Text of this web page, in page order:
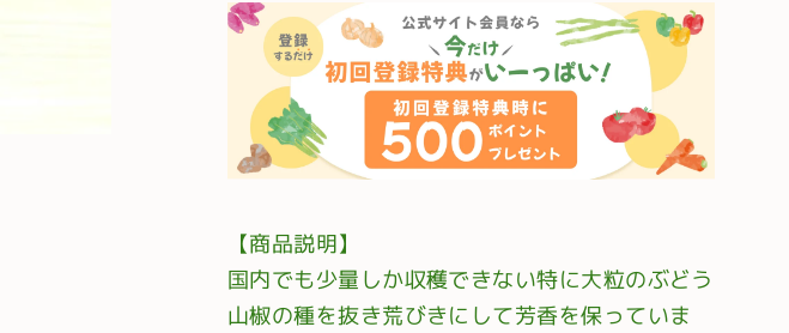
【商品説明】
国内でも少量しか収穫できない特に大粒のぶどう
山椒の種を抜き荒びきにして芳香を保っていま